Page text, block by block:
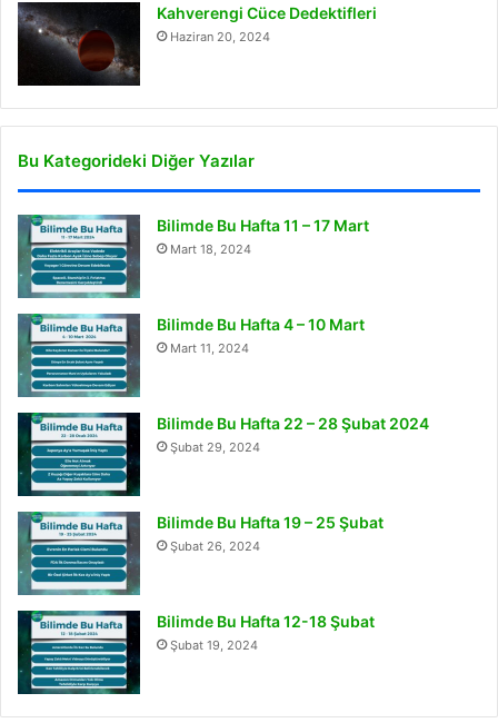
Kahverengi Cüce Dedektifleri
Haziran 20, 2024
Bu Kategorideki Diğer Yazılar
Bilimde Bu Hafta 11 – 17 Mart
Mart 18, 2024
Bilimde Bu Hafta 4 – 10 Mart
Mart 11, 2024
Bilimde Bu Hafta 22 – 28 Şubat 2024
Şubat 29, 2024
Bilimde Bu Hafta 19 – 25 Şubat
Şubat 26, 2024
Bilimde Bu Hafta 12-18 Şubat
Şubat 19, 2024